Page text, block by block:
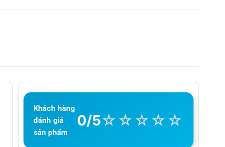
Khách hàng
đánh giá
sản phẩm
0/5☆ ☆ ☆ ☆ ☆